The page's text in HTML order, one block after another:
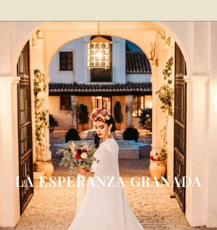
LA ESPERANZA GRANADA